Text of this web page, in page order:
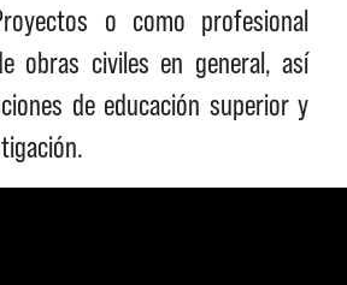
o como profesional
obras civiles en general, así
de educación superior y